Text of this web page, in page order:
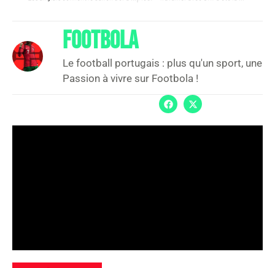
FOOTBOLA
Le football portugais : plus qu'un sport, une
Passion à vivre sur Footbola !